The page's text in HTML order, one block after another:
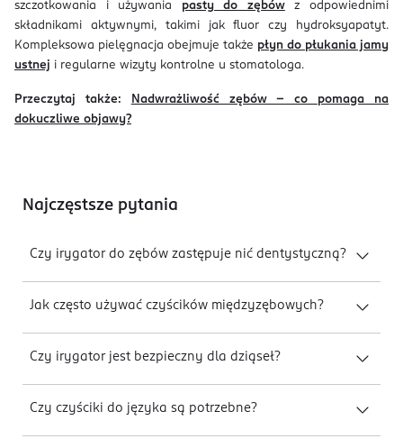
szczotkowania i używania pasty do zębówz odpowiednimi
składnikami aktywnymi, takimi jak fluor czy hydroksyapatyt.
Kompleksowa pielęgnacja obejmuje także płyn do płukania jamy
ustnej i regularne wizyty kontrolne u stomatologa.
Przeczytaj także:
Nadwrażliwość zębów – co pomaga na
dokuczliwe objawy?
Najczęstsze pytania
Czy irygator do zębów zastępuje nić dentystyczną?
Jak często używać czyścików międzyzębowych?
Czy irygator jest bezpieczny dla dziąseł?
Czy czyściki do języka są potrzebne?